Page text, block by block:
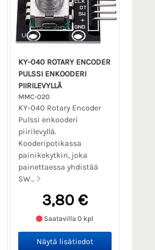
KY-040 ROTARY ENCODER
PULSSI ENKOODERI
PIIRILEVYLLÄ
MMC-020
KY-040 Rotary Encoder
Pulssi enkooderi
piirilevyllä.
Kooderipotikassa
painikekytkin, joka
painettaessa yhdistää
SW...
3,80 €
Saatavilla 0 kpl